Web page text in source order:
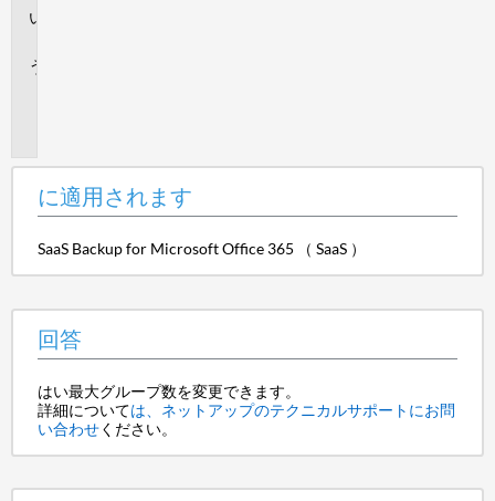
に適用されます
SaaS Backup for Microsoft Office 365 （ SaaS ）
回答
はい最大グループ数を変更できます。
詳細については、ネットアップのテクニカルサポートにお問
い合わせください。